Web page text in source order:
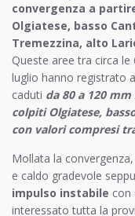
convergenza a
Olgiatese, basso
Tremezzina, alto
Queste aree tra circa
luglio hanno registrato
caduti da 80 a 120
colpiti Olgiatese,
con valori compresi
Mollata la convergenza,
e caldo gradevole
impulso instabile con
interessato tutta la